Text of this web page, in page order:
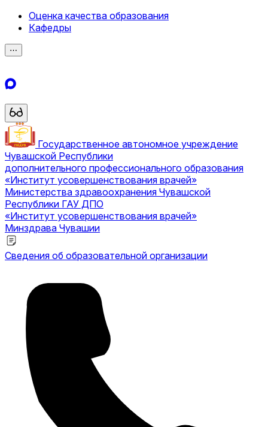
Оценка качества образования
Кафедры
⋯
Государственное автономное учреждение
Чувашской Республики
дополнительного профессионального образования
«Институт усовершенствования врачей»
Министерства здравоохранения Чувашской
Республики ГАУ ДПО
«Институт усовершенствования врачей»
Минздрава Чувашии
Сведения об образовательной организации